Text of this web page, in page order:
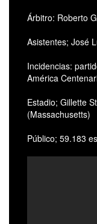
Árbitro: Roberto
Asistentes; José
Incidencias:
América
Estadio; Gillette
(Massachusetts)
Público; 59.183